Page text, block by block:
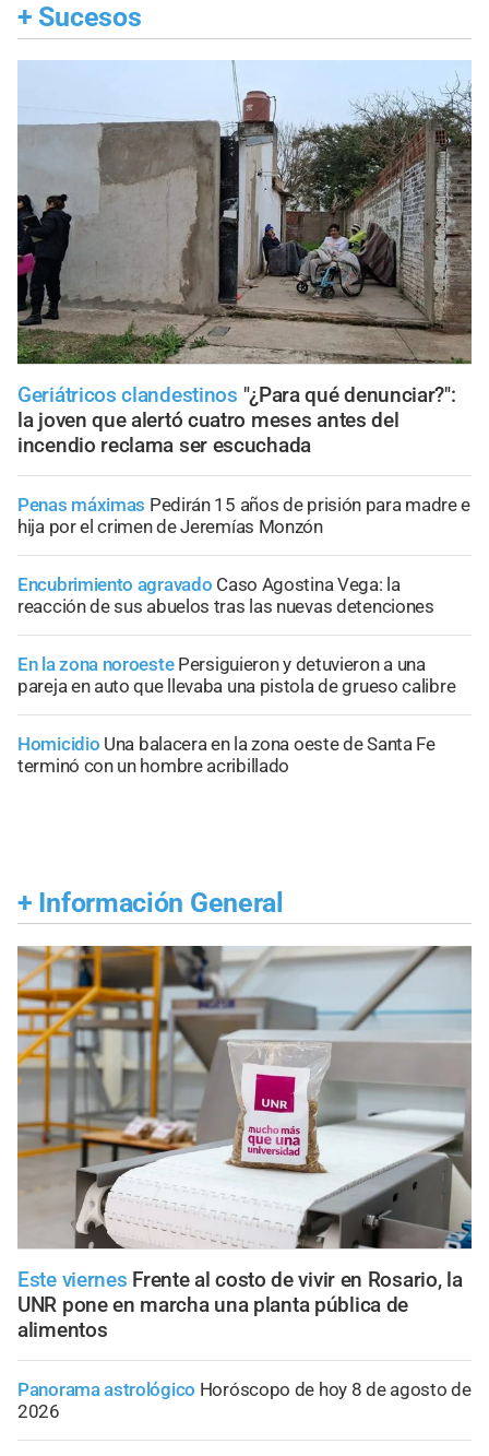
+ Sucesos
Geriátricos clandestinos "¿Para qué denunciar?":
la joven que alertó cuatro meses antes del
incendio reclama ser escuchada
Penas máximas Pedirán 15 años de prisión para madre e
hija por el crimen de Jeremías Monzón
Encubrimiento agravado Caso Agostina Vega: la
reacción de sus abuelos tras las nuevas detenciones
En la zona noroeste Persiguieron y detuvieron a una
pareja en auto que llevaba una pistola de grueso calibre
Homicidio Una balacera en la zona oeste de Santa Fe
terminó con un hombre acribillado
+ Información General
Este viernes Frente al costo de vivir en Rosario, la
UNR pone en marcha una planta pública de
alimentos
Panorama astrológico Horóscopo de hoy 8 de agosto de
2026